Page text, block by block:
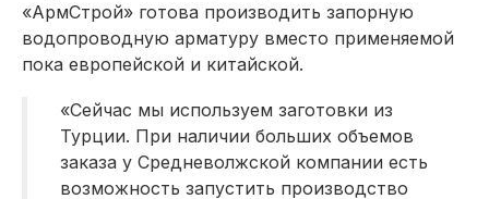
«АрмСтрой» готова производить запорную
водопроводную арматуру вместо применяемой
пока европейской и китайской.
«Сейчас мы используем заготовки из
Турции. При наличии больших объемов
заказа у Средневолжской компании есть
возможность запустить производство